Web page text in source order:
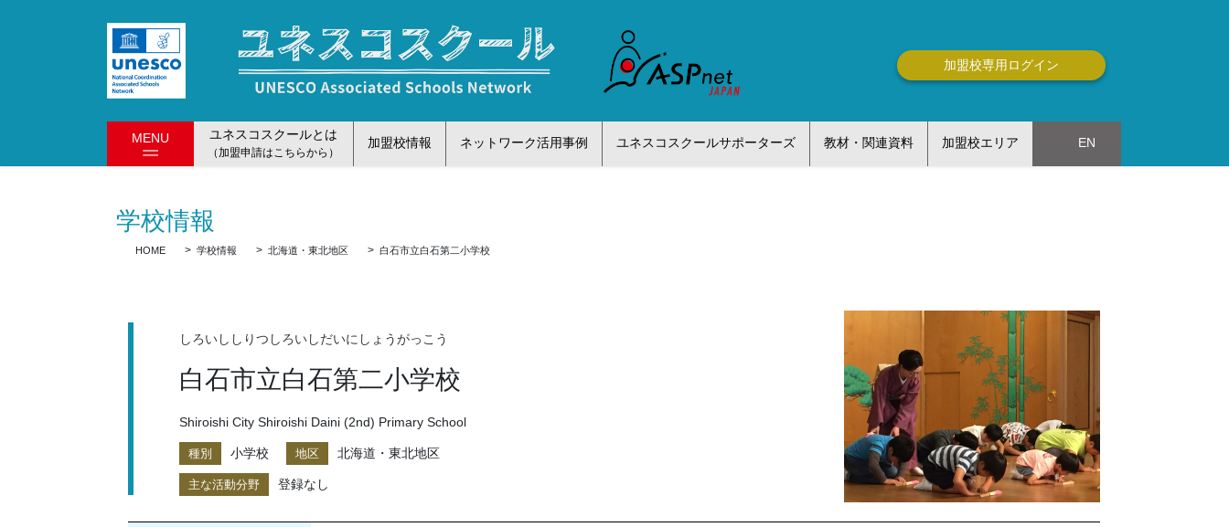
動
に
加盟校専用ログイン
MENU ユネスコスクールとは
（加盟申請はこちらから）
加盟校情報 ネットワーク活用事例 ユネスコスクールサポーターズ 教材・関連資料 加盟校エリア EN
学校情報
HOME 学校情報 北海道・東北地区 白石市立白石第二小学校
しろいししりつしろいしだいにしょうがっこう
白石市立白石第二小学校
Shiroishi City Shiroishi Daini (2nd) Primary School
種別 小学校 地区 北海道・東北地区
主な活動分野 登録なし